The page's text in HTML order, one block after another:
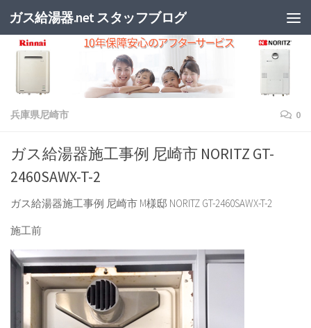
ガス給湯器.net スタッフブログ
兵庫県尼崎市 0
ガス給湯器施工事例 尼崎市 NORITZ GT-
2460SAWX-T-2
ガス給湯器施工事例 尼崎市 M様邸 NORITZ GT-2460SAWX-T-2
施工前